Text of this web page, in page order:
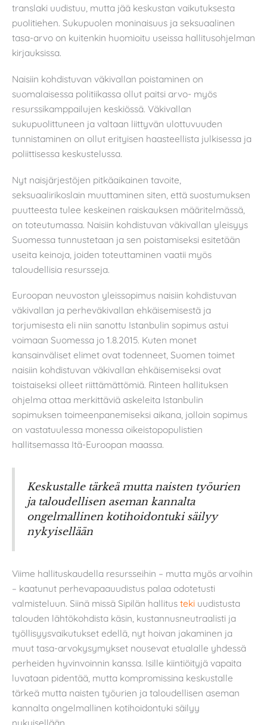
translaki uudistuu, mutta jää keskustan vaikutuksesta
puolitiehen. Sukupuolen moninaisuus ja seksuaalinen
tasa-arvo on kuitenkin huomioitu useissa hallitusohjelman
kirjauksissa.
Naisiin kohdistuvan väkivallan poistaminen on
suomalaisessa politiikassa ollut paitsi arvo- myös
resurssikamppailujen keskiössä. Väkivallan
sukupuolittuneen ja valtaan liittyvän ulottuvuuden
tunnistaminen on ollut erityisen haasteellista julkisessa ja
poliittisessa keskustelussa.
Nyt naisjärjestöjen pitkäaikainen tavoite,
seksuaalirikoslain muuttaminen siten, että suostumuksen
puutteesta tulee keskeinen raiskauksen määritelmässä,
on toteutumassa. Naisiin kohdistuvan väkivallan yleisyys
Suomessa tunnustetaan ja sen poistamiseksi esitetään
useita keinoja, joiden toteuttaminen vaatii myös
taloudellisia resursseja.
Euroopan neuvoston yleissopimus naisiin kohdistuvan
väkivallan ja perheväkivallan ehkäisemisestä ja
torjumisesta eli niin sanottu Istanbulin sopimus astui
voimaan Suomessa jo 1.8.2015. Kuten monet
kansainväliset elimet ovat todenneet, Suomen toimet
naisiin kohdistuvan väkivallan ehkäisemiseksi ovat
toistaiseksi olleet riittämättömiä. Rinteen hallituksen
ohjelma ottaa merkittäviä askeleita Istanbulin
sopimuksen toimeenpanemiseksi aikana, jolloin sopimus
on vastatuulessa monessa oikeistopopulistien
hallitsemassa Itä-Euroopan maassa.
Keskustalle tärkeä mutta naisten työurien
ja taloudellisen aseman kannalta
ongelmallinen kotihoidontuki säilyy
nykyisellään
Viime hallituskaudella resursseihin – mutta myös arvoihin
– kaatunut perhevapaauudistus palaa odotetusti
valmisteluun. Siinä missä Sipilän hallitus teki uudistusta
talouden lähtökohdista käsin, kustannusneutraalisti ja
työllisyysvaikutukset edellä, nyt hoivan jakaminen ja
muut tasa-arvokysymykset nousevat etualalle yhdessä
perheiden hyvinvoinnin kanssa. Isille kiintiöityjä vapaita
luvataan pidentää, mutta kompromissina keskustalle
tärkeä mutta naisten työurien ja taloudellisen aseman
kannalta ongelmallinen kotihoidontuki säilyy